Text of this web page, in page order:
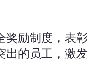
奖励制度，表彰
出的员工，激发